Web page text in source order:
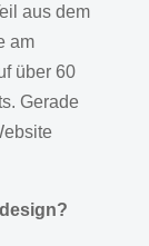
aus dem
am
über 60
Gerade